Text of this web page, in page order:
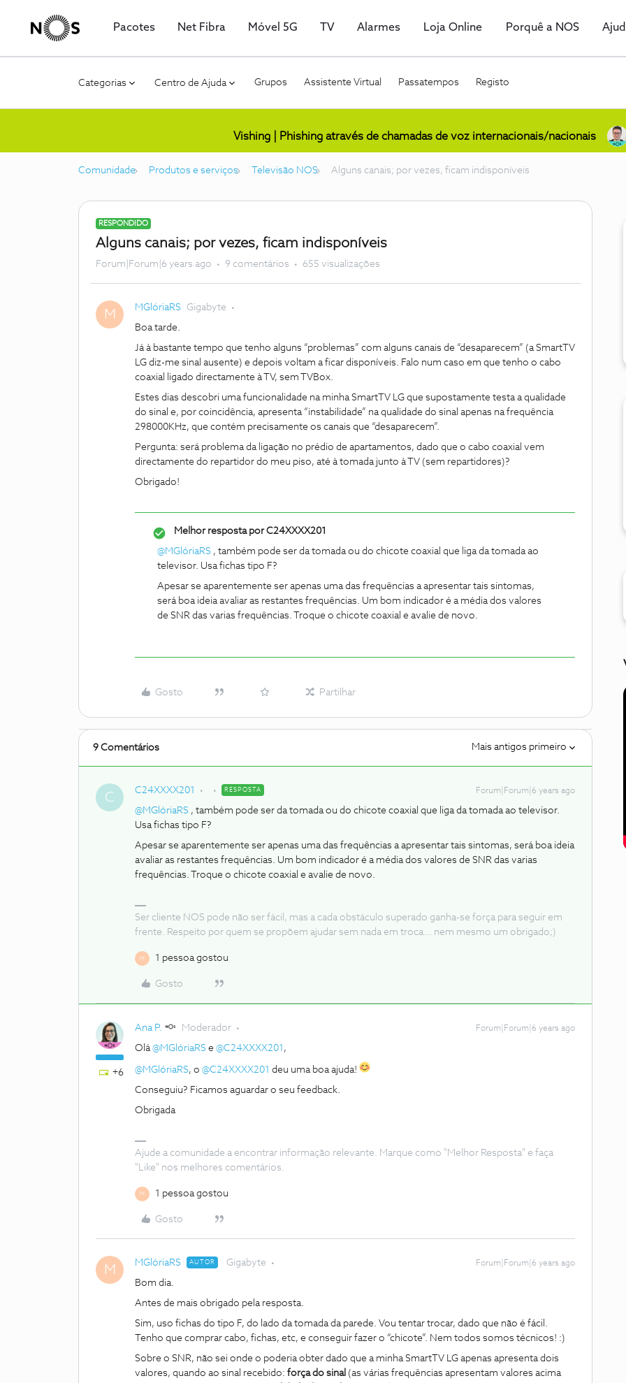
Pacotes Net Fibra Móvel 5G TV Alarmes Loja Online Porquê a NOS
Categorias Centro de Ajuda Grupos Assistente Virtual Passatempos Registo
Vishing | Phishing através de chamadas de voz internacionais/nacionais
Comunidade Produtos e serviços Televisão NOS Alguns canais; por vezes, ficam indisponíveis
RESPONDIDO
Alguns canais; por vezes, ficam indisponíveis
Forum|Forum|6 years ago 9 comentários 655 visualizações
M MGlóriaRS Gigabyte
Boa tarde.
Já à bastante tempo que tenho alguns “problemas” com alguns canais de “desaparecem” (a SmartTV
LG diz-me sinal ausente) e depois voltam a ficar disponíveis. Falo num caso em que tenho o cabo
coaxial ligado directamente à TV, sem TVBox.
Estes dias descobri uma funcionalidade na minha SmartTV LG que supostamente testa a qualidade
do sinal e, por coincidência, apresenta “instabilidade” na qualidade do sinal apenas na frequência
298000KHz, que contém precisamente os canais que “desaparecem”.
Pergunta: será problema da ligação no prédio de apartamentos, dado que o cabo coaxial vem
directamente do repartidor do meu piso, até à tomada junto à TV (sem repartidores)?
Obrigado!
Melhor resposta porC24XXXX201
@MGlóriaRS , também pode ser da tomada ou do chicote coaxial que liga da tomada ao
televisor. Usa fichas tipo F?
Apesar se aparentemente ser apenas uma das frequências a apresentar tais sintomas,
será boa ideia avaliar as restantes frequências. Um bom indicador é a média dos valores
de SNR das varias frequências. Troque o chicote coaxial e avalie de novo.
Gosto Partilhar
9 Comentários Mais antigos primeiro
C C24XXXX201 RESPOSTA Forum|Forum|6 years ago
@MGlóriaRS , também pode ser da tomada ou do chicote coaxial que liga da tomada ao televisor.
Usa fichas tipo F?
Apesar se aparentemente ser apenas uma das frequências a apresentar tais sintomas, será boa ideia
avaliar as restantes frequências. Um bom indicador é a média dos valores de SNR das varias
frequências. Troque o chicote coaxial e avalie de novo.
Ser cliente NOS pode não ser fácil, mas a cada obstáculo superado ganha-se força para seguir em
frente. Respeito por quem se propõem ajudar sem nada em troca... nem mesmo um obrigado;)
M 1 pessoa gostou
Gosto
+6
Ana P. Moderador Forum|Forum|6 years ago
Olá@MGlóriaRS e @C24XXXX201 ,
@MGlóriaRS, o @C24XXXX201 deu uma boa ajuda!
Conseguiu? Ficamos aguardar o seu feedback.
Obrigada
Ajude a comunidade a encontrar informação relevante. Marque como "Melhor Resposta" e faça
"Like" nos melhores comentários.
M 1 pessoa gostou
Gosto
M MGlóriaRS AUTOR Gigabyte Forum|Forum|6 years ago
Bom dia.
Antes de mais obrigado pela resposta.
Sim, uso fichas do tipo F, do lado da tomada da parede. Vou tentar trocar, dado que não é fácil.
Tenho que comprar cabo, fichas, etc, e conseguir fazer o “chicote”. Nem todos somos técnicos! :)
Sobre o SNR, não sei onde o poderia obter dado que a minha SmartTV LG apenas apresenta dois
valores, quando ao sinal recebido: força do sinal (as várias frequências apresentam valores acima